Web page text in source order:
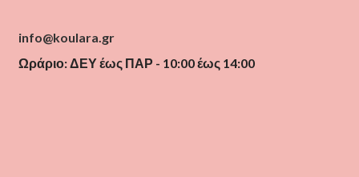
info@koulara.gr
Ωράριο: ΔΕΥ έως ΠΑΡ - 10:00 έως 14:00